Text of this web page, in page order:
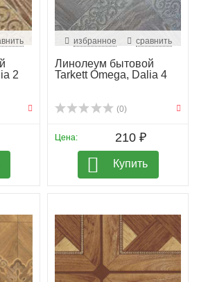
2
избранное сравнить
Линолеум бытовой
Tarkett Omega, Dalia 4
(0)
Цена: 210 ₽
Купить